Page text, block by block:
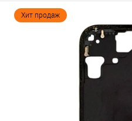
Хит продаж